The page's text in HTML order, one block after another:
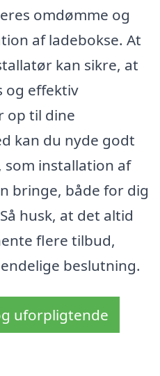
omdømme og
af ladebokse. At
kan sikre, at
og effektiv
op til dine
kan du nyde godt
som installation af
bringe, både for dig
husk, at det altid
flere tilbud,
beslutning.
uforpligtende